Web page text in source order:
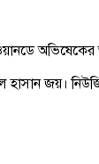
অভিষেকের
জয়।